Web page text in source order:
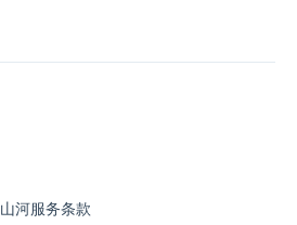
山河服务条款